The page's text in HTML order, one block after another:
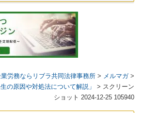
労務ならリブラ共同法律事務所 > メルマガ>
の原因や対処法について解説」
> スクリーン
ショット 2024-12-25 105940